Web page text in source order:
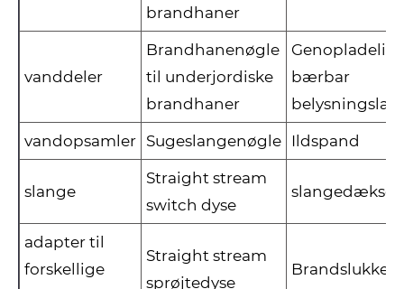
brandhaner
vanddeler
Brandhanenøgle
til underjordiske
brandhaner
Genopladelig
bærbar
vandopsamler Sugeslangenøgle Ildspand
slange
Straight stream
switch dyse
slangedæksel
adapter til
forskellige
Straight stream
sprøjtedyse
Brandslukker